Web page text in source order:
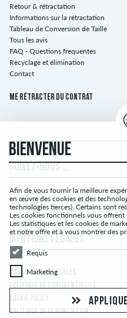
Retour & rétractation
Informations sur la rétractation
Tableau de Conversion de Taille
Tous les avis
FAQ - Questions frequentes
Recyclage et élimination
Contact
Me rétracter du contrat
CONDITIONS GÉNÉRALES
POLITIQUE DE DÉNONCIATION
BIENVENUE
Afin de vous fournir la meilleure
en œuvre des cookies et des
technologies tierces). Certains sont
Les cookies fonctionnels vous
Les statistiques et les cookies de
et notre offre et à vous montrer des
RequisRequis
MarketingMarketing